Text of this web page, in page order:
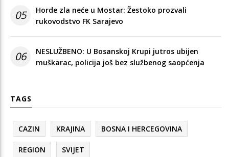
05
Horde zla neće u Mostar: Žestoko prozvali
rukovodstvo FK Sarajevo
06
NESLUŽBENO: U Bosanskoj Krupi jutros ubijen
muškarac, policija još bez službenog saopćenja
TAGS
CAZIN KRAJINA BOSNA I HERCEGOVINA
REGION SVIJET